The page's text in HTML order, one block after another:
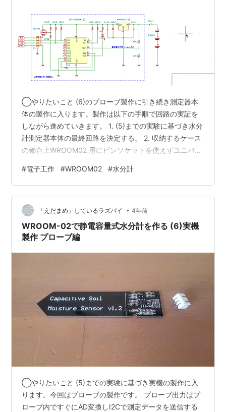
◯やりたいこと (6)のプローブ製作に引き続き測定器本
体の製作に入ります。製作は以下の手順で回路の実証を
しながら進めていきます。 1. (5)までの実験に基づき水分
計測定器本体の最終回路を決定する。 2. 収納するケース
の都合上WROOM02 用にピンソケットを使えずユニバー
のでブレッドボードに組んだ実機回路でロングランテス
トを行いバグ取りを確実に行う。 3. 実験段階で発生して
いたプローブ出力電圧の漸減減少対策 4. 気温変化による
プローブ出力の変化確認 5. アルカリ電池での動作確認 6.
本体を防水ケースに収納 ◯やったこと ・実機回路図…
#電子工作 #WROOM02 #水分計
「えだまめ」しているラズパイ • 4年前
WROOM-02で静電容量式水分計を作る (6)実機
製作 プローブ編
◯やりたいこと (5)までの実験に基づき実機の製作に入
ります。今回はプローブの製作です。 プローブ出力はプ
ローブ内ですぐにAD変換しI2Cで測定データを送信する